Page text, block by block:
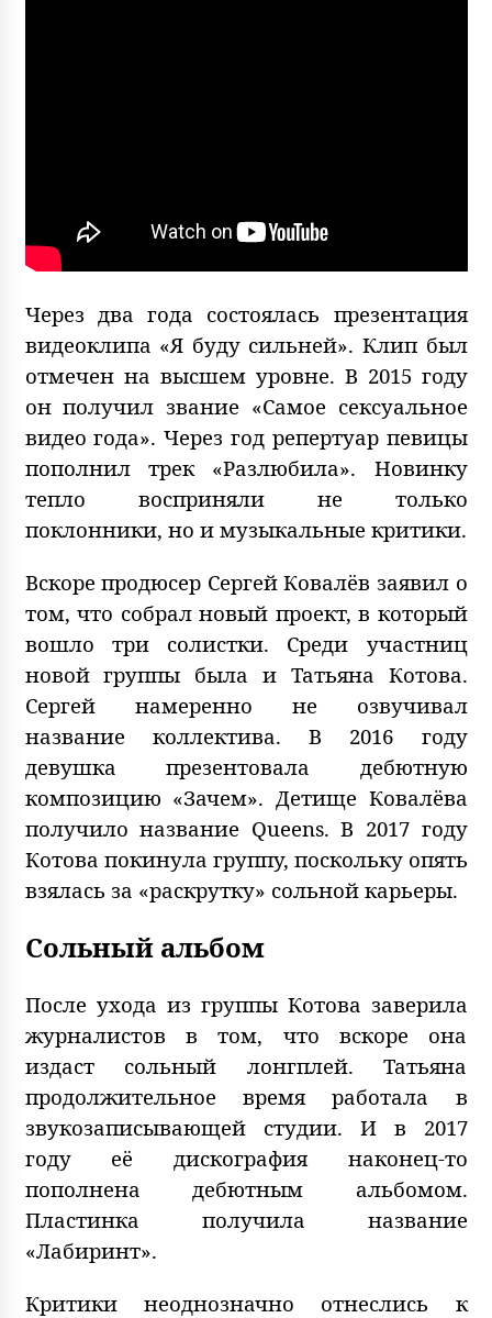
Через два года состоялась презентация
видеоклипа «Я буду сильней». Клип был
отмечен на высшем уровне. В 2015 году
он получил звание «Самое сексуальное
видео года». Через год репертуар певицы
пополнил трек «Разлюбила». Новинку
тепло восприняли не только
поклонники, но и музыкальные критики.
Вскоре продюсер Сергей Ковалёв заявил о
том, что собрал новый проект, в который
вошло три солистки. Среди участниц
новой группы была и Татьяна Котова.
Сергей намеренно не озвучивал
название коллектива. В 2016 году
девушка презентовала дебютную
композицию «Зачем». Детище Ковалёва
получило название Queens. В 2017 году
Котова покинула группу, поскольку опять
взялась за «раскрутку» сольной карьеры.
Сольный альбом
После ухода из группы Котова заверила
журналистов в том, что вскоре она
издаст сольный лонгплей. Татьяна
продолжительное время работала в
звукозаписывающей студии. И в 2017
году её дискография наконец-то
пополнена дебютным альбомом.
Пластинка получила название
«Лабиринт».
Критики неоднозначно отнеслись к